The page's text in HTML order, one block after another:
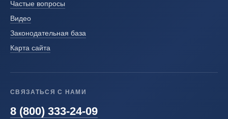
Частые вопросы
Видео
Законодательная база
Карта сайта
СВЯЗАТЬСЯ С НАМИ
8 (800) 333-24-09